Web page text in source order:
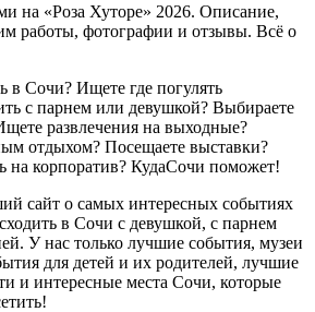
на «Роза Хуторе» 2026. Описание,
работы, фотографии и отзывы. Всё о
в Сочи? Ищете где погулять
с парнем или девушкой? Выбираете
развлечения на выходные?
отдыхом? Посещаете выставки?
на корпоратив? КудаСочи поможет!
сайт о самых интересных событиях
в Сочи с девушкой, с парнем
У нас только лучшие события, музеи
для детей и их родителей, лучшие
и интересные места Сочи, которые